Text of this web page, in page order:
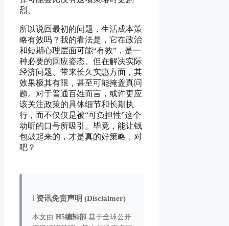
烈。
所以说回最初的问题，生活成本策
略有效吗？我的看法是，它在政治
和短期心理层面可能“有效”，是一
种必要的回应姿态。但在解决实际
经济问题、带来长久实惠方面，其
效果极其有限，甚至可能掩盖真问
题。对于普通百姓而言，或许更应
该关注政策的具体细节和长期执
行，而不仅仅是被“可负担性”这个
动听的口号所吸引。毕竟，能让钱
包鼓起来的，才是真的好策略，对
吧？
ℹ️ 资讯免责声明 (Disclaimer)
本文由 H5编辑部 基于全球公开